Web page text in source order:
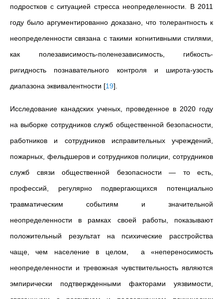
подростков с ситуацией стресса неопределенности. В 2011
году было аргументированно доказано, что толерантность к
неопределенности связана с такими когнитивными стилями,
как полезависимость-поленезависимость, гибкость-
ригидность познавательного контроля и широта-узость
диапазона эквивалентности [19]
Исследование канадских ученых, проведенное в 2020 году
на выборке сотрудников служб общественной безопасности,
работников и сотрудников исправительных учреждений,
пожарных, фельдшеров и сотрудников полиции, сотрудников
служб связи общественной безопасности — то есть,
профессий, регулярно подвергающихся потенциально
травматическим событиям и значительной
неопределенности в рамках своей работы, показывают
положительный результат на психические расстройства
чаще, чем население в целом, а «непереносимость
неопределенности и тревожная чувствительность являются
эмпирически подтвержденными факторами уязвимости,